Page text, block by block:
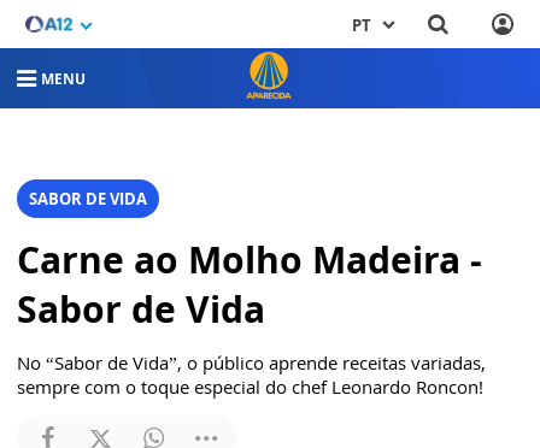
PT
MENU
SABOR DE VIDA
Carne ao Molho Madeira -
Sabor de Vida
No “Sabor de Vida”, o público aprende receitas variadas,
sempre com o toque especial do chef Leonardo Roncon!